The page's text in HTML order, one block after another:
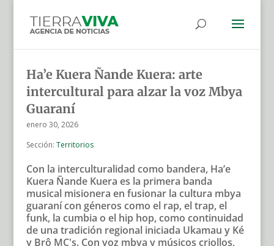
Ha’e Kuera Ñande Kuera: arte
intercultural para alzar la voz Mbya
Guaraní
enero 30, 2026
Sección: Territorios
Con la interculturalidad como bandera, Ha’e
Kuera Ñande Kuera es la primera banda
musical misionera en fusionar la cultura mbya
guaraní con géneros como el rap, el trap, el
funk, la cumbia o el hip hop, como continuidad
de una tradición regional iniciada Ukamau y Ké
y Brô MC's. Con voz mbya y músicos criollos,